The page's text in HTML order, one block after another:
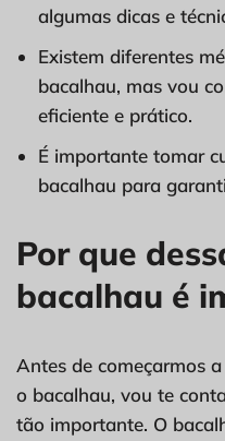
algumas dicas e
Existem diferentes
bacalhau, mas vou
eficiente e prático.
É importante tomar
bacalhau para
Por que
bacalhau é
Antes de começarmos
o bacalhau, vou te
tão importante. O